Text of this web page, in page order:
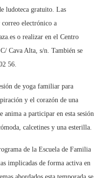
ludoteca gratuito. Las
electrónico a
o realizar en el Centro
Cava Alta, s/n. También se
56.
de yoga familiar para
y el corazón de una
a participar en esta sesión
calcetines y una esterilla.
de la Escuela de Familia
implicadas de forma activa en